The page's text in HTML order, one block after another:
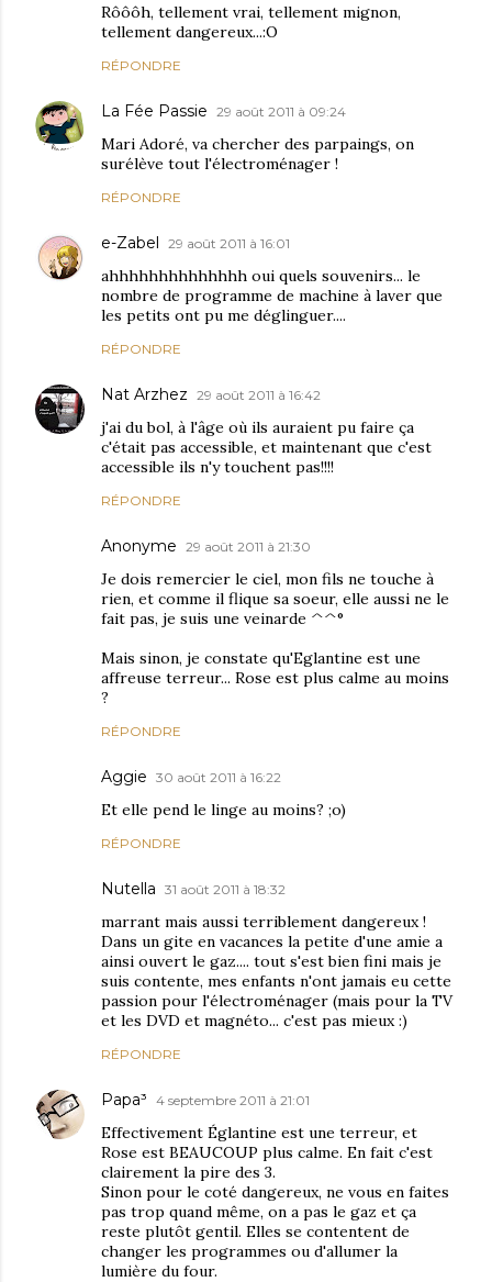
Rôôôh, tellement vrai, tellement mignon,
tellement dangereux...:O
RÉPONDRE
La Fée Passie 29 août 2011 à 09:24
Mari Adoré, va chercher des parpaings, on
surélève tout l'électroménager !
RÉPONDRE
e-Zabel 29 août 2011 à 16:01
ahhhhhhhhhhhhhh oui quels souvenirs... le
nombre de programme de machine à laver que
les petits ont pu me déglinguer....
RÉPONDRE
Nat Arzhez 29 août 2011 à 16:42
j'ai du bol, à l'âge où ils auraient pu faire ça
c'était pas accessible, et maintenant que c'est
accessible ils n'y touchent pas!!!!
RÉPONDRE
Anonyme 29 août 2011 à 21:30
Je dois remercier le ciel, mon fils ne touche à
rien, et comme il flique sa soeur, elle aussi ne le
fait pas, je suis une veinarde ^^°
Mais sinon, je constate qu'Eglantine est une
affreuse terreur... Rose est plus calme au moins
?
RÉPONDRE
Aggie 30 août 2011 à 16:22
Et elle pend le linge au moins? ;o)
RÉPONDRE
Nutella 31 août 2011 à 18:32
marrant mais aussi terriblement dangereux !
Dans un gite en vacances la petite d'une amie a
ainsi ouvert le gaz.... tout s'est bien fini mais je
suis contente, mes enfants n'ont jamais eu cette
passion pour l'électroménager (mais pour la TV
et les DVD et magnéto... c'est pas mieux :)
RÉPONDRE
Papa³ 4 septembre 2011 à 21:01
Effectivement Églantine est une terreur, et
Rose est BEAUCOUP plus calme. En fait c'est
clairement la pire des 3.
Sinon pour le coté dangereux, ne vous en faites
pas trop quand même, on a pas le gaz et ça
reste plutôt gentil. Elles se contentent de
changer les programmes ou d'allumer la
lumière du four.